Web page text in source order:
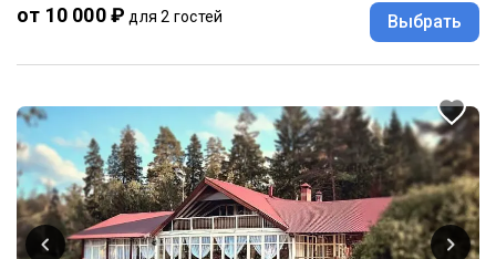
от 10 000 ₽ для 2 гостей Выбрать